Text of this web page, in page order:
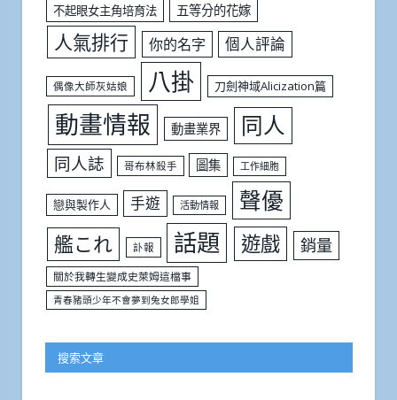
不起眼女主角培育法 五等分的花嫁
人氣排行 你的名字 個人評論
偶像大師灰姑娘 八掛 刀劍神域Alicization篇
動畫情報 動畫業界 同人
同人誌 哥布林殺手 圖集 工作細胞
戀與製作人 手遊 活動情報 聲優
艦これ 訃報 話題 遊戲 銷量
關於我轉生變成史萊姆這檔事
青春豬頭少年不會夢到兔女郎學姐
搜索文章